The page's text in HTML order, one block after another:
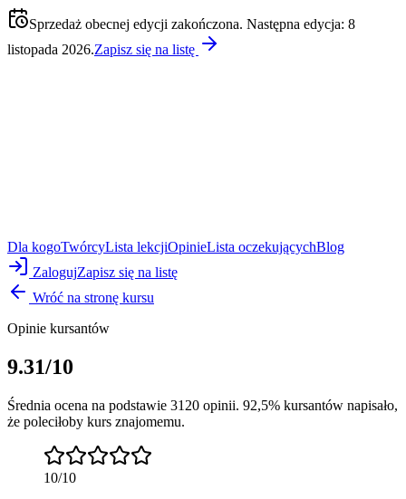
Sprzedaż obecnej edycji zakończona. Następna edycja: 8
listopada 2026.Zapisz się na listę
Dla kogoTwórcyLista lekcjiOpinieLista oczekującychBlog
ZalogujZapisz się na listę
Wróć na stronę kursu
Opinie kursantów
9.31/10
Średnia ocena na podstawie 3120 opinii. 92,5% kursantów napisało,
że poleciłoby kurs znajomemu.
10/10